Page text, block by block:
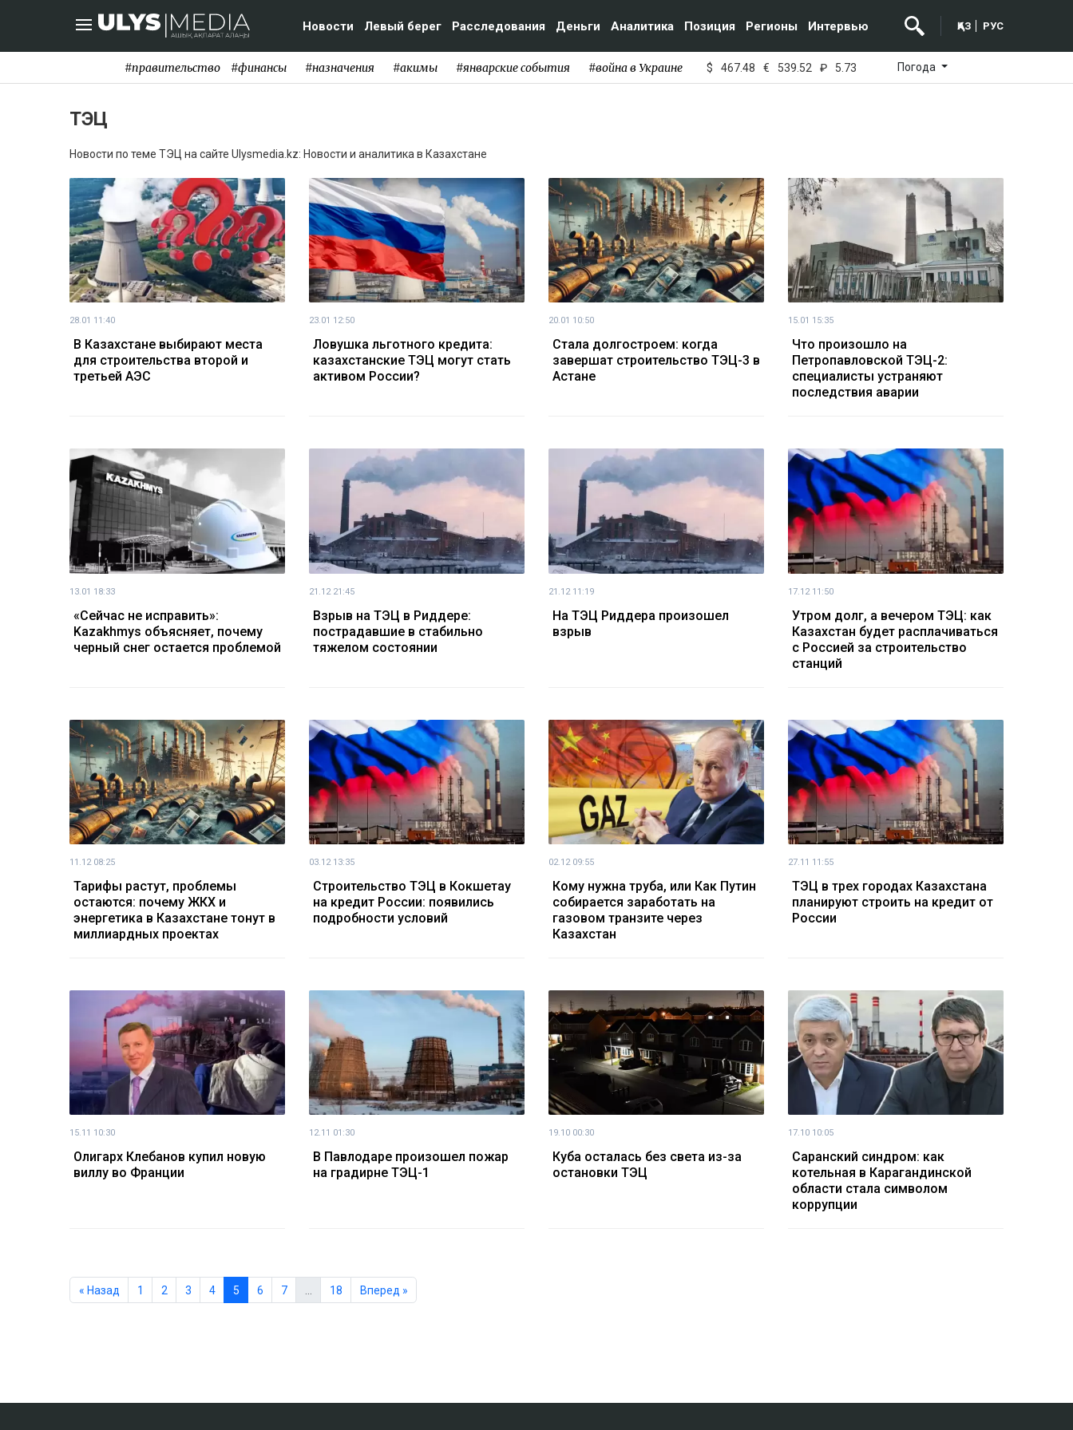
Новости Левый берег Расследования Деньги Аналитика Позиция Регионы Интервью ҚАЗ РУС
#правительство #финансы #назначения #акимы #январские события #война в Украине $ 467.48 € 539.52 ₽ 5.73 Погода
ТЭЦ
Новости по теме ТЭЦ на сайте Ulysmedia.kz: Новости и аналитика в Казахстане
28.01 11:40
В Казахстане выбирают места
для строительства второй и
третьей АЭС
23.01 12:50
Ловушка льготного кредита:
казахстанские ТЭЦ могут стать
активом России?
20.01 10:50
Стала долгостроем: когда
завершат строительство ТЭЦ-3 в
Астане
15.01 15:35
Что произошло на
Петропавловской ТЭЦ-2:
специалисты устраняют
последствия аварии
13.01 18:33
«Сейчас не исправить»:
Kazakhmys объясняет, почему
черный снег остается проблемой
21.12 21:45
Взрыв на ТЭЦ в Риддере:
пострадавшие в стабильно
тяжелом состоянии
21.12 11:19
На ТЭЦ Риддера произошел
взрыв
17.12 11:50
Утром долг, а вечером ТЭЦ: как
Казахстан будет расплачиваться
с Россией за строительство
станций
11.12 08:25
Тарифы растут, проблемы
остаются: почему ЖКХ и
энергетика в Казахстане тонут в
миллиардных проектах
03.12 13:35
Строительство ТЭЦ в Кокшетау
на кредит России: появились
подробности условий
02.12 09:55
Кому нужна труба, или Как Путин
собирается заработать на
газовом транзите через
Казахстан
27.11 11:55
ТЭЦ в трех городах Казахстана
планируют строить на кредит от
России
15.11 10:30
Олигарх Клебанов купил новую
виллу во Франции
12.11 01:30
В Павлодаре произошел пожар
на градирне ТЭЦ-1
19.10 00:30
Куба осталась без света из-за
остановки ТЭЦ
17.10 10:05
Саранский синдром: как
котельная в Карагандинской
области стала символом
коррупции
« Назад 1 2 3 4 5 6 7 18 Вперед »